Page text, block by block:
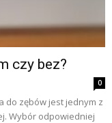
czy bez?
0
do zębów jest jednym z
Wybór odpowiedniej